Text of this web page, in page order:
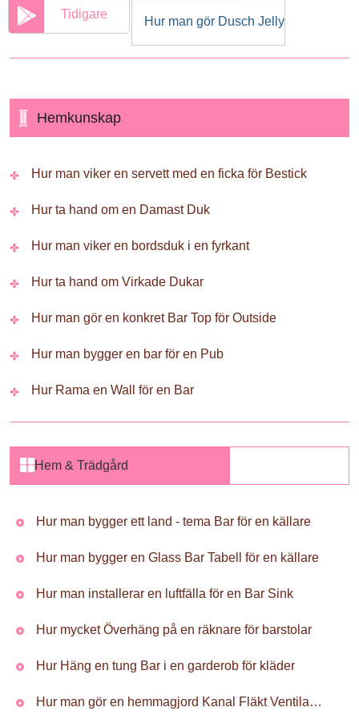
Tidigare
Hur man gör Dusch Jelly
Hemkunskap
Hur man viker en servett med en ficka för Bestick
Hur ta hand om en Damast Duk
Hur man viker en bordsduk i en fyrkant
Hur ta hand om Virkade Dukar
Hur man gör en konkret Bar Top för Outside
Hur man bygger en bar för en Pub
Hur Rama en Wall för en Bar
Hem & Trädgård
Hur man bygger ett land - tema Bar för en källare
Hur man bygger en Glass Bar Tabell för en källare
Hur man installerar en luftfälla för en Bar Sink
Hur mycket Överhäng på en räknare för barstolar
Hur Häng en tung Bar i en garderob för kläder
Hur man gör en hemmagjord Kanal Fläkt Ventilation